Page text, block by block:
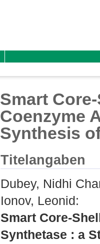
Smart
Coenzyme
Synthesis
Titelangaben
Dubey, Nidhi
Ionov, Leonid:
Smart Core-
Synthetase : a